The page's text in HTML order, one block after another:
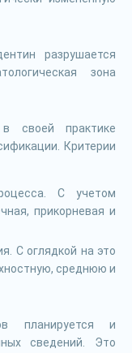
разрушается
зона
в своей практике
Критерии
С учетом
прикорневая и
С оглядкой на это
среднюю и
планируется и
сведений. Это